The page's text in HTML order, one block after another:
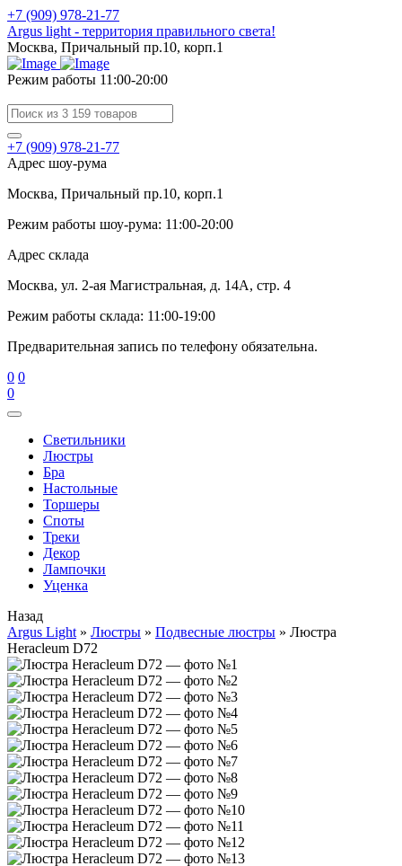
+7 (909) 978-21-77
Argus light - территория правильного света!
Москва, Причальный пр.10, корп.1
Режим работы 11:00-20:00
+7 (909) 978-21-77
Адрес шоу-рума
Москва, Причальный пр.10, корп.1
Режим работы шоу-рума: 11:00-20:00
Адрес склада
Москва, ул. 2-ая Магистральная, д. 14А, стр. 4
Режим работы склада: 11:00-19:00
Предварительная запись по телефону обязательна.
0 0
0
Cветильники
Люстры
Бра
Настольные
Торшеры
Споты
Треки
Декор
Лампочки
Уценка
Назад
Argus Light » Люстры » Подвесные люстры » Люстра
Heracleum D72